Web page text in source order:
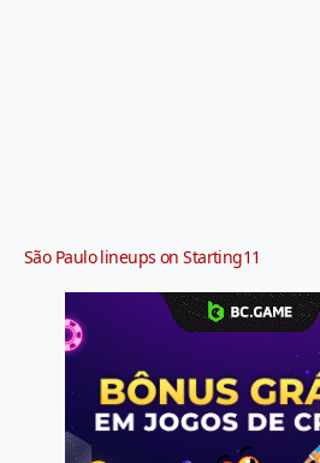
São Paulo lineups on Starting11